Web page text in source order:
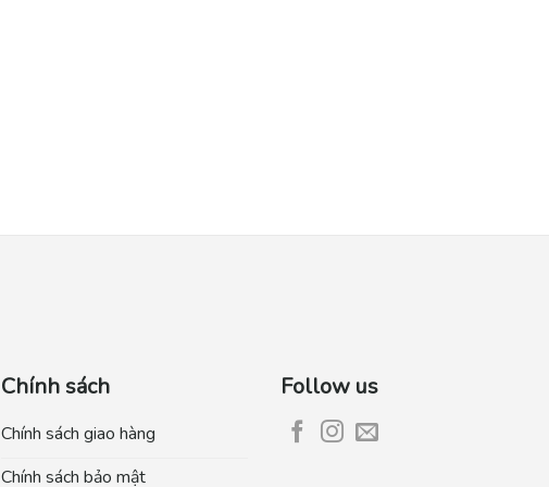
Chính sách
Chính sách giao hàng
Chính sách bảo mật
Follow us